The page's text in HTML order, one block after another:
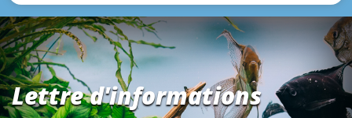
Lettre d'informations